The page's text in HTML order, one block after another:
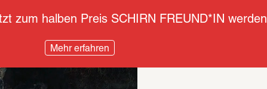
zum halben Preis SCHIRN FREUND*IN werden
Mehr erfahren